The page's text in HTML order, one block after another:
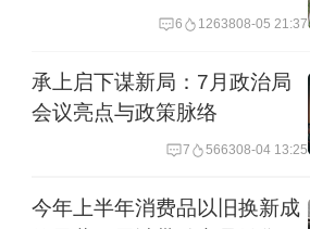
6 1263808-05 21:37
承上启下谋新局：7月政治局
会议亮点与政策脉络
7 566308-04 13:25
今年上半年消费品以旧换新成